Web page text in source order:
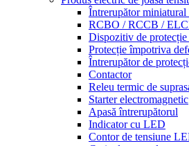
Întrerupător
RCBO / RCCB /
Dispozitiv de
Protecție împotriva
Întrerupător de
Contactor
Releu termic de
Starter electromagnetic
Apasă întrerupătorul
Indicator cu LED
Contor de tensiune